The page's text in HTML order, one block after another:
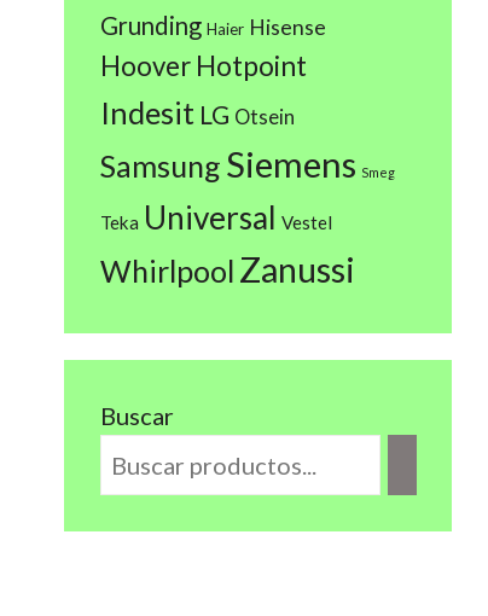
Grunding Haier Hisense
Hoover Hotpoint
Indesit LG Otsein
Samsung Siemens Smeg
Teka Universal Vestel
Whirlpool Zanussi
Buscar